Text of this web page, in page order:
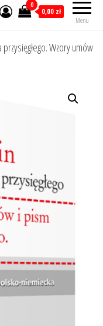
Menu
0
0,00 zł
przysięgłego. Wzory umów